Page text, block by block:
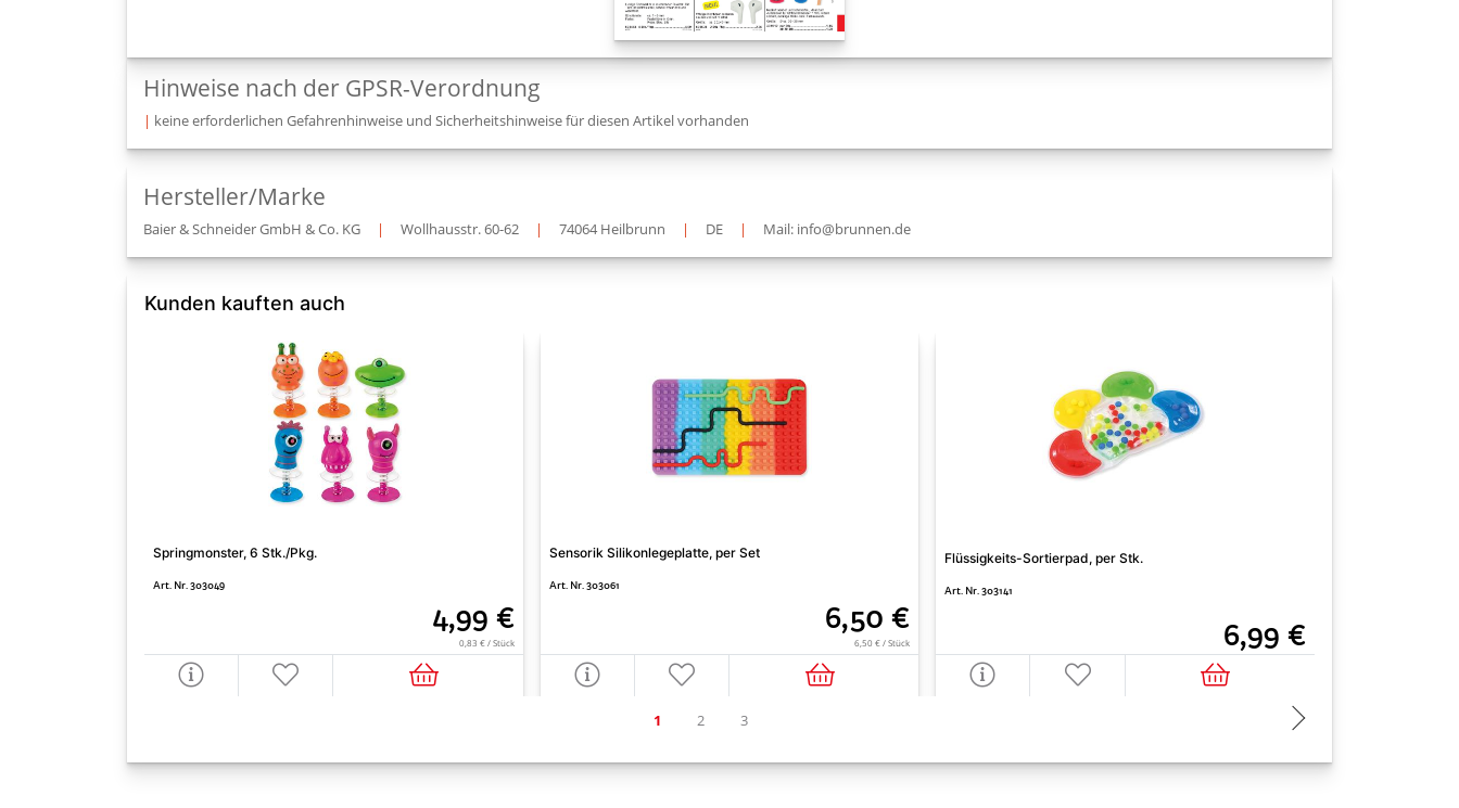
Hinweise nach der GPSR-Verordnung
| keine erforderlichen Gefahrenhinweise und Sicherheitshinweise für diesen Artikel vorhanden
Hersteller/Marke
Baier & Schneider GmbH & Co. KG | Wollhausstr. 60-62 | 74064 Heilbrunn | DE | Mail: info@brunnen.de
Kunden kauften auch
Springmonster, 6 Stk./Pkg.
Art. Nr. 303049
4,99 €
0,83 € / Stück
Sensorik Silikonlegeplatte, per Set
Art. Nr. 303061
6,50 €
6,50 € / Stück
Flüssigkeits-Sortierpad, per Stk.
Art. Nr. 303141
6,99 €